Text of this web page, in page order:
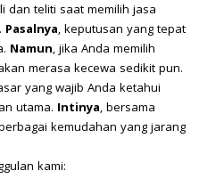
dan teliti saat memilih jasa
Pasalnya, keputusan yang tepat
Namun, jika Anda memilih
merasa kecewa sedikit pun.
yang wajib Anda ketahui
utama. Intinya, bersama
kemudahan yang jarang
kami: